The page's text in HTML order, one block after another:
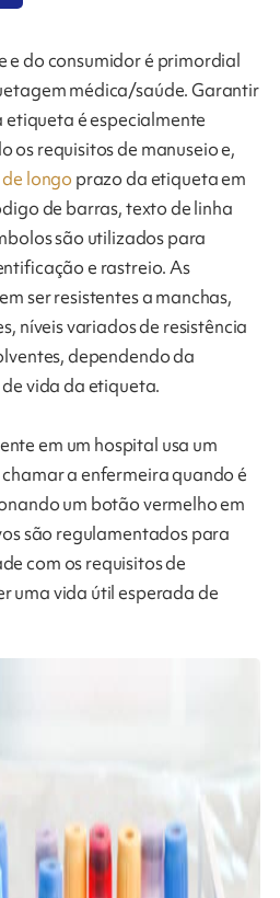
e do consumidor é primordial
médica/saúde. Garantir
é especialmente
os requisitos de manuseio e,
longo prazo da etiqueta em
de barras, texto de linha
são utilizados para
e rastreio. As
ser resistentes a manchas,
níveis variados de resistência
dependendo da
vida da etiqueta.
em um hospital usa um
a enfermeira quando é
um botão vermelho em
são regulamentados para
com os requisitos de
uma vida útil esperada de